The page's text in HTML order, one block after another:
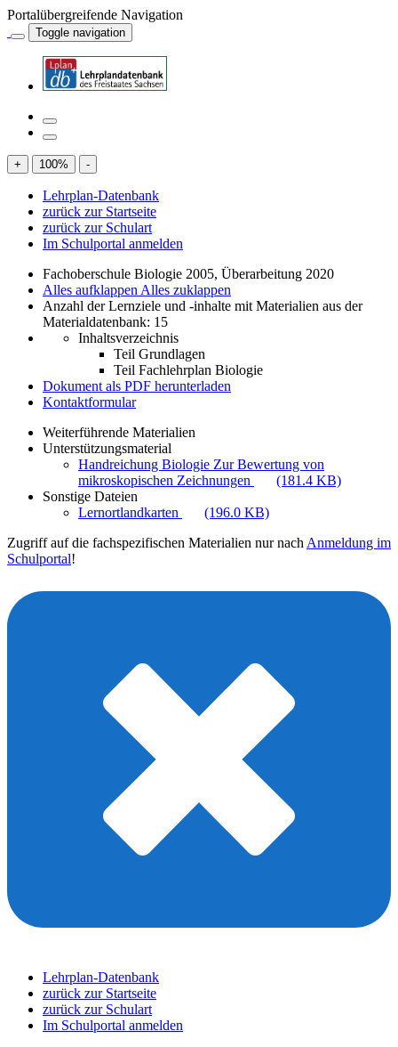
Portalübergreifende Navigation
Toggle navigation
+ 100% -
Lehrplan-Datenbank
zurück zur Startseite
zurück zur Schulart
Im Schulportal anmelden
Fachoberschule Biologie 2005, Überarbeitung 2020
Alles aufklappen Alles zuklappen
Anzahl der Lernziele und -inhalte mit Materialien aus der
Materialdatenbank: 15
Inhaltsverzeichnis
Teil Grundlagen
Teil Fachlehrplan Biologie
Dokument als PDF herunterladen
Kontaktformular
Weiterführende Materialien
Unterstützungsmaterial
Handreichung Biologie Zur Bewertung von
mikroskopischen Zeichnungen
(181.4 KB)
Sonstige Dateien
Lernortlandkarten
(196.0 KB)
Zugriff auf die fachspezifischen Materialien nur nach Anmeldung im
Schulportal!
Lehrplan-Datenbank
zurück zur Startseite
zurück zur Schulart
Im Schulportal anmelden